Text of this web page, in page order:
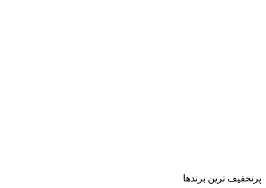
پرتخفیف ترین برندها